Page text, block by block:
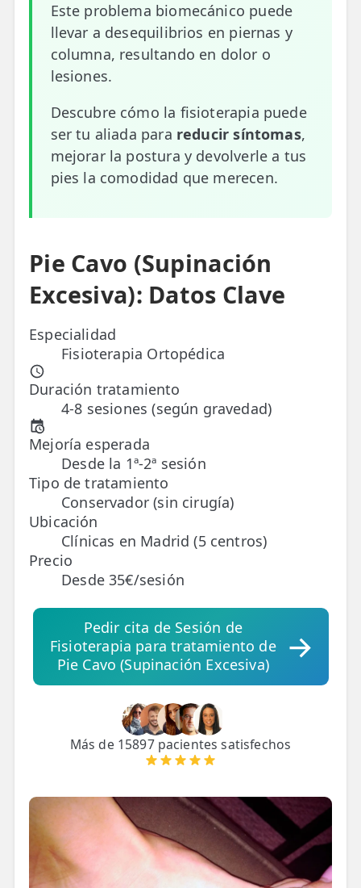
🛒 Carrito
❤️ Ofertas
☎️ 91 005 23 63
📧 Contacta
🩻 Fisioterapia Traumatológica
😧 Fisioterapia ATM
🦴 Osteopatía
💆 Masajes Madrid
🏅 Fisioterapia Deportiva
🧠 Fisioterapia Neurológica
🧍 Fisioterapia Vestibular
🫁 Fisioterapia Respiratoria
👶 Fisioterapia Pediátrica
TRATAMIENTOS
✅ Punción Seca
✅ Ondas de Choque
✅ EPTE - EPI
✨ Fisioestética
✨ Radiofrecuencia INDIBA
✨ Presoterapia
✨ Cicatrices y Estrías
Este problema biomecánico puede
llevar a desequilibrios en piernas y
columna, resultando en dolor o
lesiones.
Descubre cómo la fisioterapia puede
ser tu aliada para reducir síntomas,
mejorar la postura y devolverle a tus
pies la comodidad que merecen.
Pie Cavo (Supinación
Excesiva): Datos Clave
Especialidad
Fisioterapia Ortopédica
Duración tratamiento
4-8 sesiones (según gravedad)
Mejoría esperada
Desde la 1ª-2ª sesión
Tipo de tratamiento
Conservador (sin cirugía)
Ubicación
Clínicas en Madrid (5 centros)
Precio
Desde 35€/sesión
Pedir cita de Sesión de
Fisioterapia para tratamiento de
Pie Cavo (Supinación Excesiva)
Más de 15897 pacientes satisfechos